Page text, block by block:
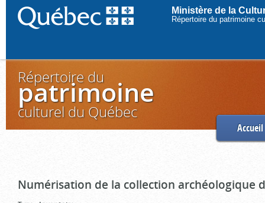
Ministère de la
Répertoire du patrimoine
Répertoire du
patrimoine
culturel du Québec
Accueil
Numérisation de la collection archéologique